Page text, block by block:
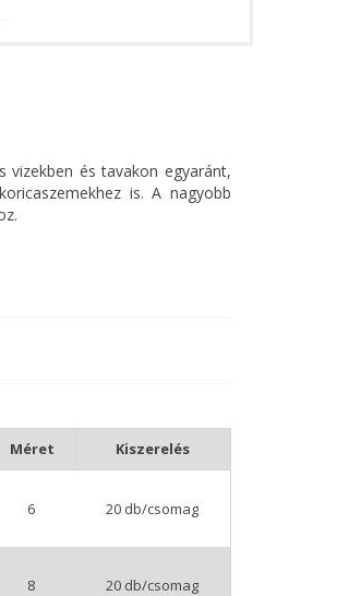
vizekben és tavakon egyaránt,
is. A nagyobb
Méret Kiszerelés
6 20 db/csomag
8 20 db/csomag